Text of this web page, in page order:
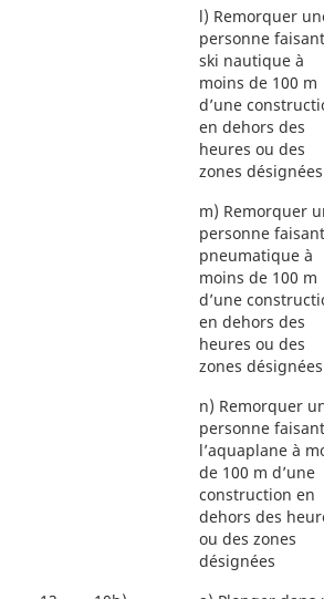
l) Remorquer
personne
ski nautique à
moins de 100 m
d’une
en dehors des
heures ou des
zones désignées
m) Remorquer
personne
pneumatique à
moins de 100 m
d’une
en dehors des
heures ou des
zones désignées
n) Remorquer
personne
l’aquaplane à
de 100 m d’une
construction en
dehors des
ou des zones
désignées